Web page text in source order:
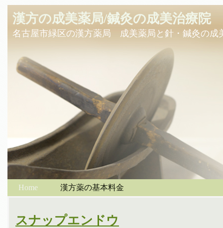
漢方の成美薬局/鍼灸の成美治療院
名古屋市緑区の漢方薬局 成美薬局と針・鍼灸の成
Home 漢方薬の基本料金
スナップエンドウ